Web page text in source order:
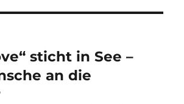
sticht in See –
an die